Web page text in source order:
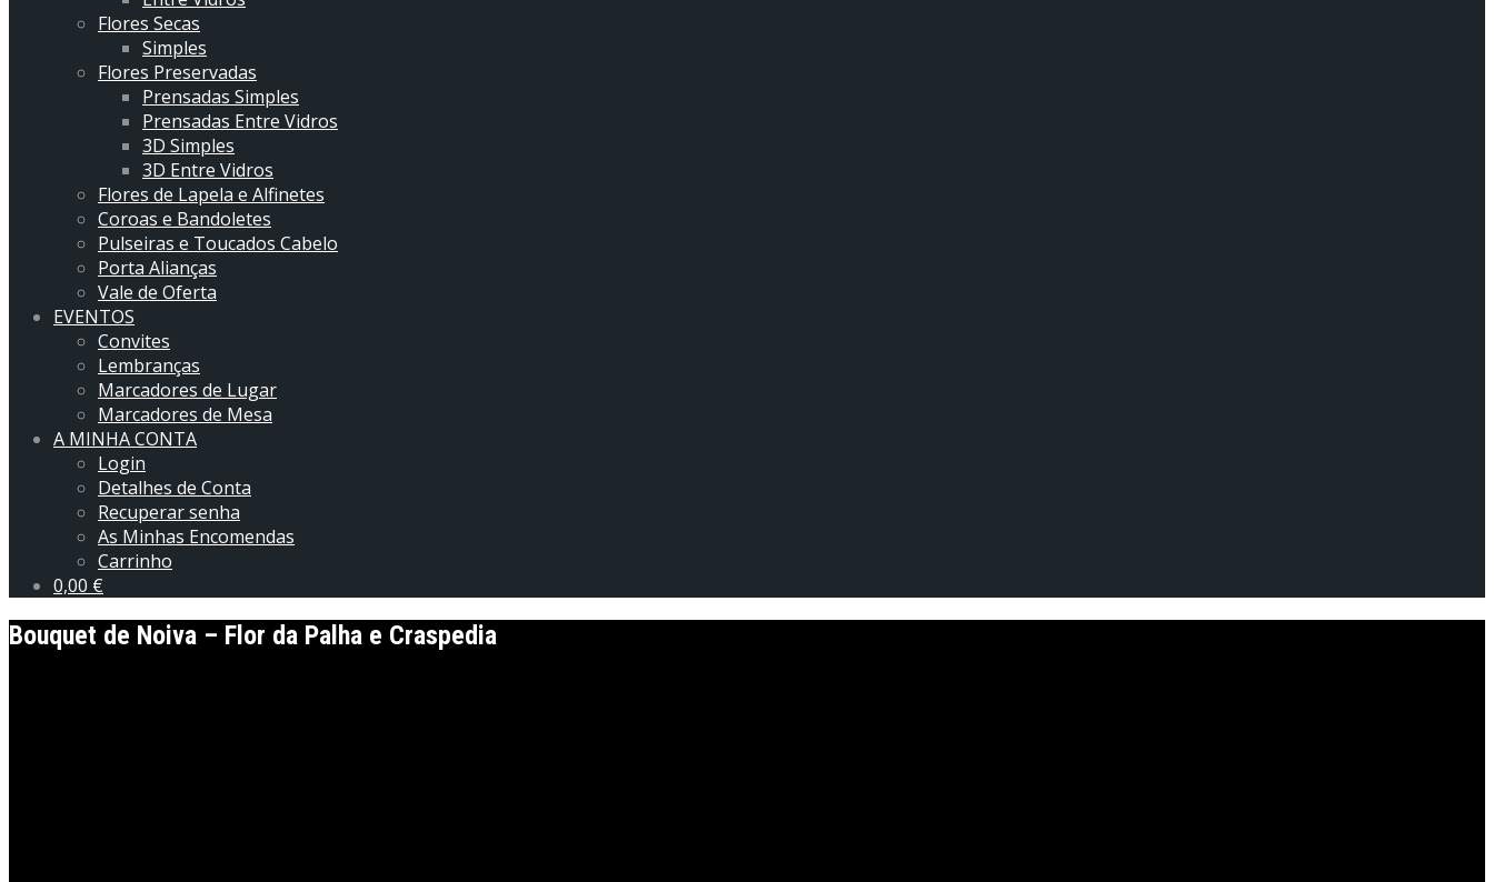
Flores Secas
Simples
Flores Preservadas
Prensadas Simples
Prensadas Entre Vidros
3D Simples
3D Entre Vidros
Flores de Lapela e Alfinetes
Coroas e Bandoletes
Pulseiras e Toucados Cabelo
Porta Alianças
Vale de Oferta
EVENTOS
Convites
Lembranças
Marcadores de Lugar
Marcadores de Mesa
A MINHA CONTA
Login
Detalhes de Conta
Recuperar senha
As Minhas Encomendas
Carrinho
0,00 €
Bouquet de Noiva – Flor da Palha e Craspedia